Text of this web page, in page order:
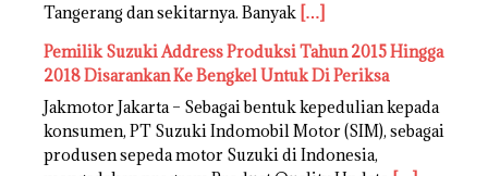
Tangerang dan sekitarnya. Banyak […]
Pemilik Suzuki Address Produksi Tahun 2015 Hingga
2018 Disarankan Ke Bengkel Untuk Di Periksa
Jakmotor Jakarta – Sebagai bentuk kepedulian kepada
konsumen, PT Suzuki Indomobil Motor (SIM), sebagai
produsen sepeda motor Suzuki di Indonesia,